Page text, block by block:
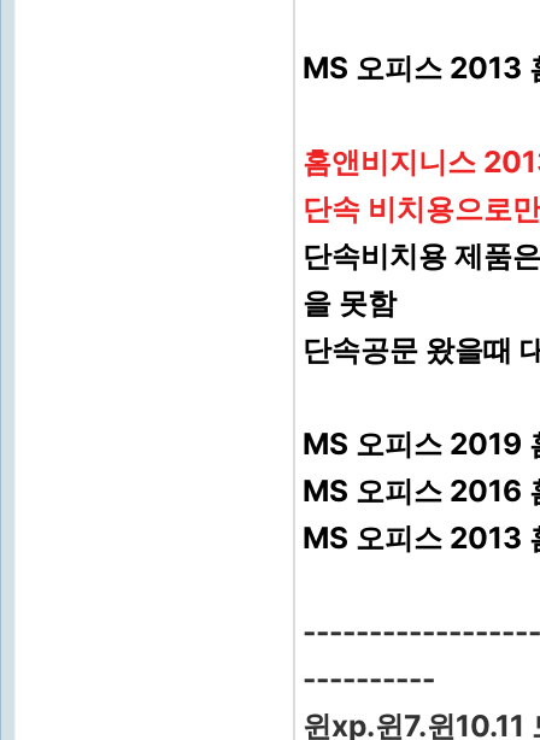
MS 오피스 2013
홈앤비지니스
단속 비치용으로
단속비치용 제품
을 못함
단속공문 왔을때
MS 오피스 2019
MS 오피스 2016
MS 오피스 2013
----------
윈xp.윈7.윈10.11